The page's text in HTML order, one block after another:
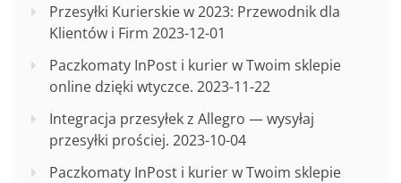
Przesyłki Kurierskie w 2023: Przewodnik dla
Klientów i Firm 2023-12-01
Paczkomaty InPost i kurier w Twoim sklepie
online dzięki wtyczce. 2023-11-22
Integracja przesyłek z Allegro — wysyłaj
przesyłki prościej. 2023-10-04
Paczkomaty InPost i kurier w Twoim sklepie